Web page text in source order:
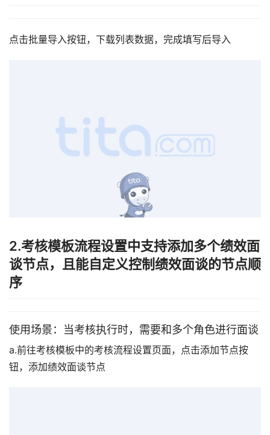
点击批量导入按钮，下载列表数据，完成填写后导入
谈节点，且能自定义控制绩效面谈的节点顺
序
a.前往考核模板中的考核流程设置页面，点击添加节点按
钮，添加绩效面谈节点